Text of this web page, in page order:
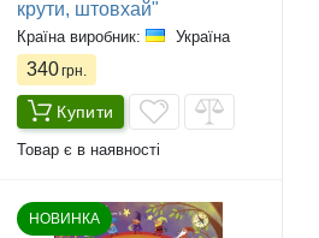
крути, штовхай"
Країна виробник: Україна
340грн.
Купити
Товар є в наявності
НОВИНКА